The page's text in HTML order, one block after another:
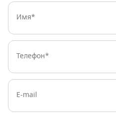
Имя:
Телефон:
E-mail